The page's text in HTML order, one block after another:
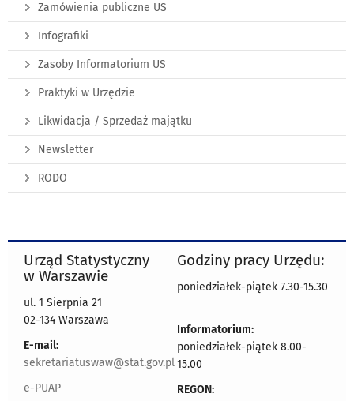
Zamówienia publiczne US
Infografiki
Zasoby Informatorium US
Praktyki w Urzędzie
Likwidacja / Sprzedaż majątku
Newsletter
RODO
Urząd Statystyczny
w Warszawie
ul. 1 Sierpnia 21
02-134 Warszawa
E-mail:
sekretariatuswaw@stat.gov.pl
e-PUAP
Godziny pracy Urzędu:
poniedziałek-piątek 7.30-15.30
Informatorium:
poniedziałek-piątek 8.00-
15.00
REGON: